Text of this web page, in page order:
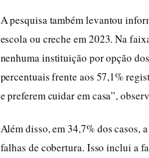
A pesquisa também levantou
escola ou creche em 2023. Na
nenhuma instituição por opção
percentuais frente aos 57,1%
e preferem cuidar em casa”,
Além disso, em 34,7% dos casos,
falhas de cobertura. Isso inclui a